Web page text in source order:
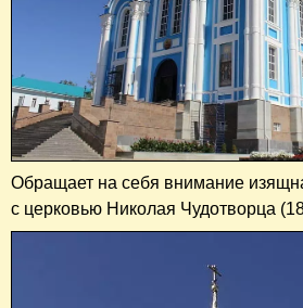
Обращает на себя внимание
с церковью Николая Чудотворца